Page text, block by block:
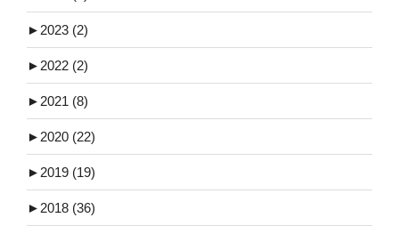
► 2023 (2)
► 2022 (2)
► 2021 (8)
► 2020 (22)
► 2019 (19)
► 2018 (36)